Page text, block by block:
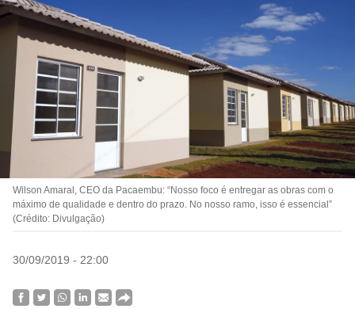
Wilson Amaral, CEO da Pacaembu: “Nosso foco é entregar as obras com o
máximo de qualidade e dentro do prazo. No nosso ramo, isso é essencial”
(Crédito: Divulgação)
30/09/2019 - 22:00